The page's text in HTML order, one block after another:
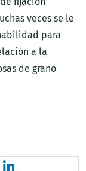
veces se le
para
a la
de grano